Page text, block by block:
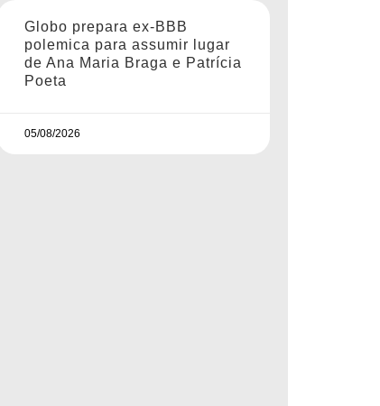
Globo prepara ex-BBB
polemica para assumir lugar
de Ana Maria Braga e Patrícia
Poeta
05/08/2026